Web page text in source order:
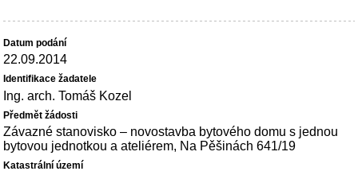
22.09.2014
Ing. arch. Tomáš Kozel
Závazné stanovisko – novostavba bytového domu s jednou
bytovou jednotkou a ateliérem, Na Pěšinách 641/19